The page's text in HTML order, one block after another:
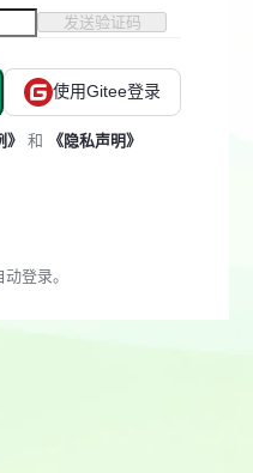
发送验证码
使用Gitee登录
和 《隐私声明》
登录。